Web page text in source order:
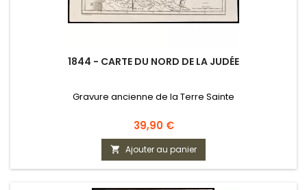
1844 - CARTE DU NORD DE LA JUDÉE
Gravure ancienne de la Terre Sainte
Prix
39,90 €
 Ajouter au panier